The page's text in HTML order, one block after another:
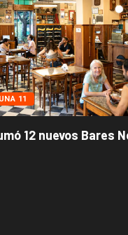
11
12 nuevos Bares